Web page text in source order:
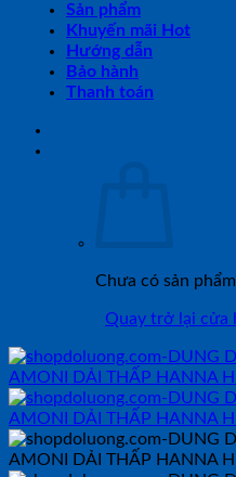
Sản phẩm
Khuyến mãi Hot
Hướng dẫn
Bảo hành
Thanh toán
Chưa có sản
Quay trở lại cửa